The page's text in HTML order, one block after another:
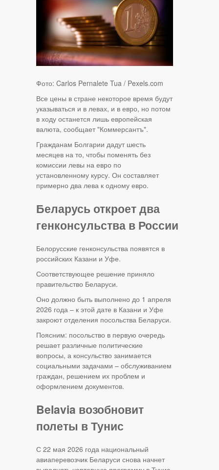
Фото: Carlos Pernalete Tua / Pexels.com
Все цены в стране некоторое время будут
указываться и в левах, и в евро, но потом
в ходу останется лишь европейская
валюта, сообщает "Коммерсантъ".
Гражданам Болгарии дадут шесть
месяцев на то, чтобы поменять без
комиссии левы на евро по
установленному курсу. Он составляет
примерно два лева к одному евро.
Беларусь откроет два
генконсульства в России
Белорусские генконсульства появятся в
российских Казани и Уфе.
Соответствующее решение приняло
правительство Беларуси.
Оно должно быть выполнено до 1 апреля
2026 года – к этой дате в Казани и Уфе
закроют отделения посольства Беларуси.
Поясним: посольство в первую очередь
решает различные политические
вопросы, а консульство занимается
социальными задачами – обслуживанием
граждан, решением их проблем и
оформлением документов.
Belavia возобновит
полеты в Тунис
С 22 мая 2026 года национальный
авиаперевозчик Беларуси снова начнет